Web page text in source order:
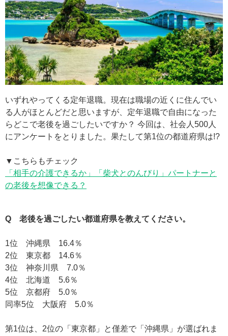
いずれやってくる定年退職。現在は職場の近くに住んでい
る人がほとんどだと思いますが、定年退職で自由になった
らどこで老後を過ごしたいですか？ 今回は、社会人500人
にアンケートをとりました。果たして第1位の都道府県は!?
▼こちらもチェック
「相手の介護できるか」「柴犬とのんびり」パートナーと
の老後を想像できる？
Q 老後を過ごしたい都道府県を教えてください。
1位 沖縄県 16.4％
2位 東京都 14.6％
3位 神奈川県 7.0％
4位 北海道 5.6％
5位 京都府 5.0％
同率5位 大阪府 5.0％
第1位は、2位の「東京都」と僅差で「沖縄県」が選ばれま